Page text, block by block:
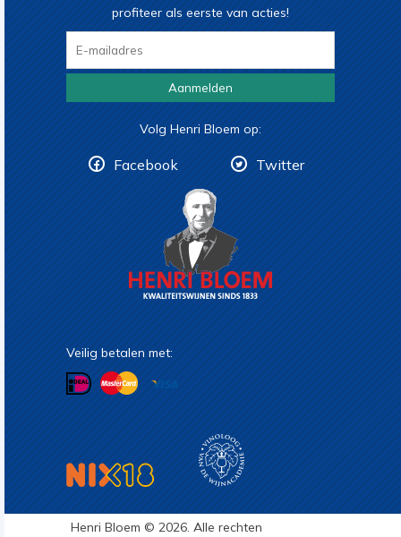
profiteer als eerste van acties!
Aanmelden
Volg Henri Bloem op:
Facebook Twitter
Veilig betalen met:
Henri Bloem © 2026. Alle rechten